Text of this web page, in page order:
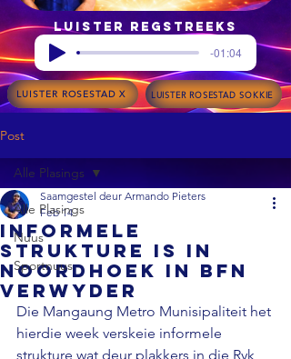
Luister regstreeks
-01:04
LUISTER ROSESTAD X LUISTER ROSESTAD SOKKIE
Post
Alle Plasings
Nuus
Sportnuus
Alle Plasings
Informele
strukture is in
Noordhoek in Bfn
verwyder
Saamgestel deur Armando Pieters
Feb 14
Die Mangaung Metro Munisipaliteit het
hierdie week verskeie informele
strukture wat deur plakkers in die Ryk